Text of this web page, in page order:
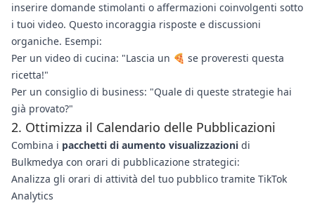
inserire domande stimolanti o affermazioni coinvolgenti sotto
i tuoi video. Questo incoraggia risposte e discussioni
organiche. Esempi:
Per un video di cucina: "Lascia un 🍕 se proveresti questa
ricetta!"
Per un consiglio di business: "Quale di queste strategie hai
già provato?"
2. Ottimizza il Calendario delle Pubblicazioni
Combina i pacchetti di aumento visualizzazioni di
Bulkmedya con orari di pubblicazione strategici:
Analizza gli orari di attività del tuo pubblico tramite TikTok
Analytics